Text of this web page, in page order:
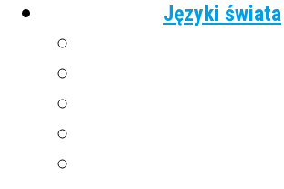
Języki świata